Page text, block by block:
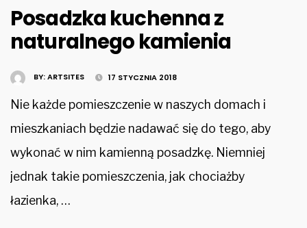
Posadzka kuchenna z
naturalnego kamienia
BY:ARTSITES 17 STYCZNIA 2018
Nie każde pomieszczenie w naszych domach i
mieszkaniach będzie nadawać się do tego, aby
wykonać w nim kamienną posadzkę. Niemniej
jednak takie pomieszczenia, jak chociażby
łazienka, …